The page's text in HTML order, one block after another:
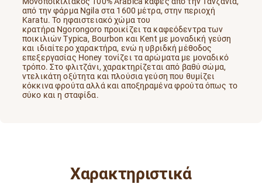
από την φάρμα Ngila στα 1600 μέτρα, στην περιοχή
Karatu. Το ηφαιστειακό χώμα του
κρατήρα Ngorongoro προικίζει τα καφεόδεντρα των
ποικιλιών Typica, Bourbon και Kent με μοναδική γεύση
και ιδιαίτερο χαρακτήρα, ενώ η υβριδκή μέθοδος
επεξεργασίας Honey τονίζει τα αρώματα με μοναδικό
τρόπο. Στο φλιτζάνι, χαρακτηρίζεται από βαθύ σώμα,
ντελικάτη οξύτητα και πλούσια γεύση που θυμίζει
κόκκινα φρούτα αλλά και αποξηραμένα φρούτα όπως το
σύκο και η σταφίδα.
Χαρακτηριστικά